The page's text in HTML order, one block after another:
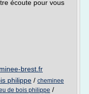
écoute pour vous
brest.fr
philippe / cheminee
de bois philippe /